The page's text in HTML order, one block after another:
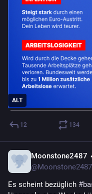
ALT
12 134
Moonstone2487
@Moonstone2487
Es scheint bezüglich #